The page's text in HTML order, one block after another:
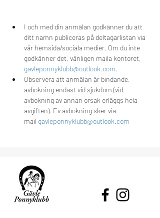
I och med din anmälan godkänner du att
ditt namn publiceras på deltagarlistan via
vår hemsida/sociala medier. Om du inte
godkänner det, vänligen maila kontoret,
gavleponnyklubb@outlook.com.
Observera att anmälan är bindande,
avbokning endast vid sjukdom (vid
avbokning av annan orsak erläggs hela
avgiften). Ev avbokning sker via
mail gavleponnyklubb@outlook.com